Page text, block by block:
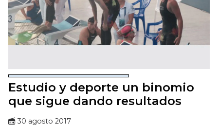
Estudio y deporte un binomio
que sigue dando resultados
30 agosto 2017